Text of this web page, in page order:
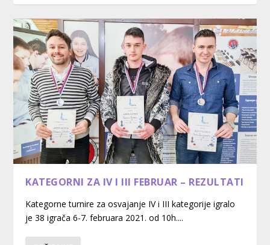
KATEGORNI ZA IV I III FEBRUAR – REZULTATI
Kategorne turnire za osvajanje IV i III kategorije igralo
je 38 igrača 6-7. februara 2021. od 10h....